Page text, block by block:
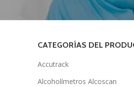
CATEGORÍAS DEL
Accutrack
Alcoholímetros Alcoscan